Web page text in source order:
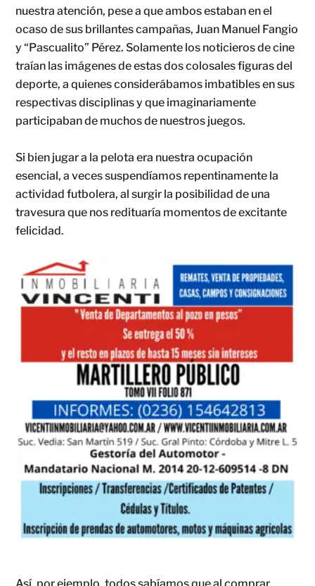
nuestra atención, pese a que ambos estaban en el
ocaso de sus brillantes campañas, Juan Manuel Fangio
y “Pascualito” Pérez. Solamente los noticieros de cine
traían las imágenes de estas dos colosales figuras del
deporte, a quienes considerábamos imbatibles en sus
respectivas disciplinas y que imaginariamente
participaban de muchos de nuestros juegos.
Si bien jugar a la pelota era nuestra ocupación
esencial, a veces suspendíamos repentinamente la
actividad futbolera, al surgir la posibilidad de una
travesura que nos redituaría momentos de excitante
felicidad.